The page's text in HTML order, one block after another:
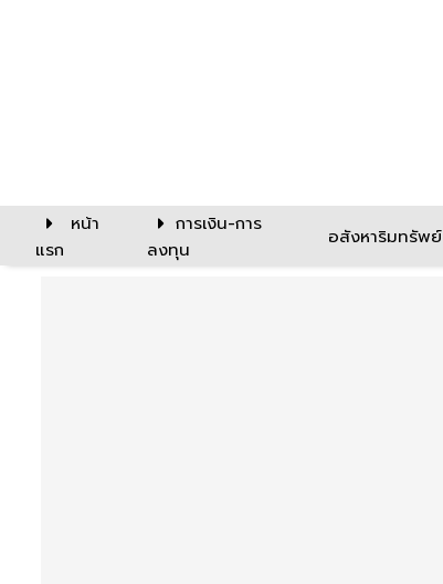
หน้า
แรก
การเงิน-การ
ลงทุน
อสังหาริมทรัพย์